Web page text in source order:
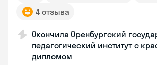
4 отзыва
Окончила Оренбургский
педагогический институт с
дипломом